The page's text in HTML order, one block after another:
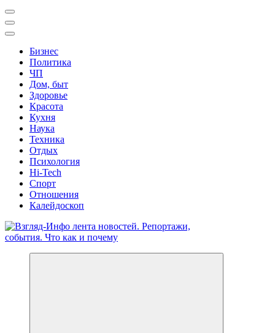
Бизнес
Политика
ЧП
Дом, быт
Здоровье
Красота
Кухня
Наука
Техника
Отдых
Психология
Hi-Tech
Спорт
Отношения
Калейдоскоп
Обо всем и обо всех, что зачем и почему. Новости политики,